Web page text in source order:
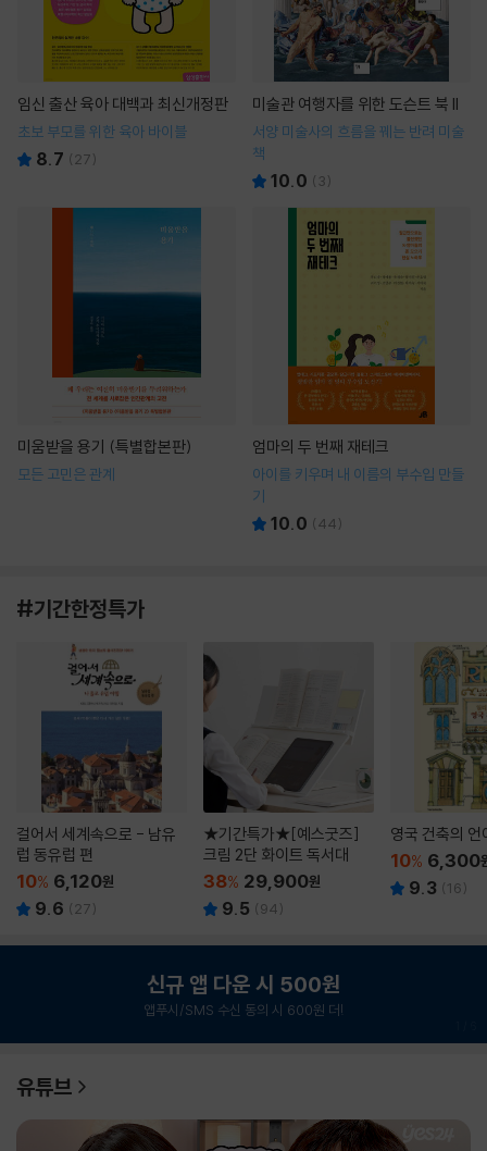
임신 출산 육아 대백과 최신개정판
초보 부모를 위한 육아 바이블
8.7 ( 27)
미술관 여행자를 위한 도슨트 북 II
서양 미술사의 흐름을 꿰는 반려 미술
책
10.0 ( 3)
미움받을 용기 (특별합본판)
모든 고민은 관계
엄마의 두 번째 재테크
아이를 키우며 내 이름의 부수입 만들
기
10.0 (44)
#기간한정특가
걸어서 세계속으로 - 남유
럽 동유럽 편
10% 6,120원
9.6 ( 27)
★기간특가★[예스굿즈]
크림 2단 화이트 독서대
38% 29,900원
9.5 (94)
영국 건축의 언
10% 6,300
9.3 (16)
신규 앱 다운 시 500원
앱푸시/SMS 수신 동의 시 600원 더!
유튜브